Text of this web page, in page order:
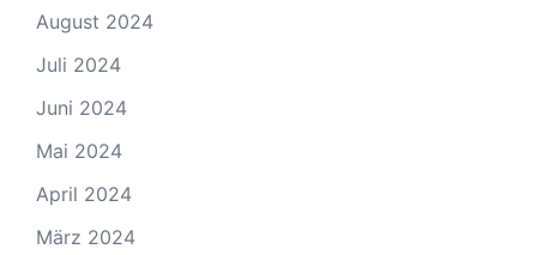
August 2024
Juli 2024
Juni 2024
Mai 2024
April 2024
März 2024